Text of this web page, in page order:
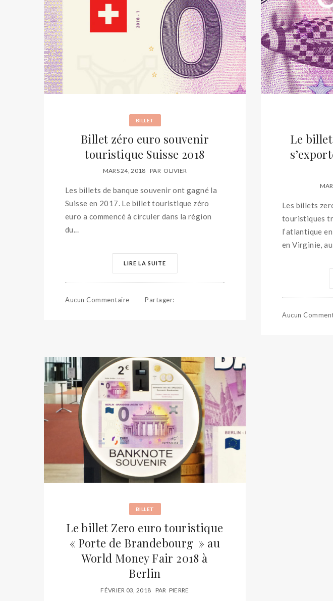
BILLET
Billet zéro euro souvenir
touristique Suisse 2018
MARS 24, 2018 PAR OLIVIER
Les billets de banque souvenir ont gagné la
Suisse en 2017. Le billet touristique zéro
euro a commencé à circuler dans la région
du...
LIRE LA SUITE
Aucun Commentaire Partager:
Le
Les billets
touristiques
l’atlantique
en Virginie, au
Aucun
BILLET
Le billet Zero euro touristique
« Porte de Brandebourg » au
World Money Fair 2018 à
Berlin
FÉVRIER 03, 2018 PAR PIERRE